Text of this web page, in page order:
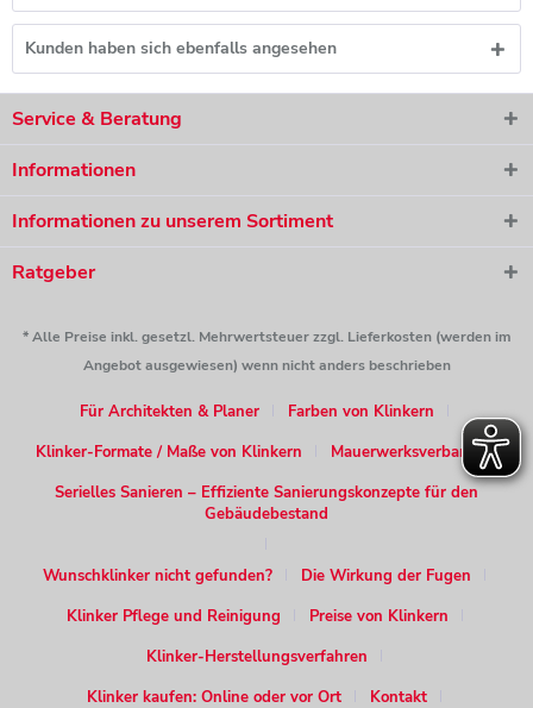
Kunden haben sich ebenfalls angesehen
Service & Beratung
Informationen
Informationen zu unserem Sortiment
Ratgeber
* Alle Preise inkl. gesetzl. Mehrwertsteuer zzgl. Lieferkosten (werden im
Angebot ausgewiesen) wenn nicht anders beschrieben
Für Architekten & Planer
Farben von Klinkern
Klinker-Formate / Maße von Klinkern
Mauerwerksverband
Serielles Sanieren – Effiziente Sanierungskonzepte für den
Gebäudebestand
Wunschklinker nicht gefunden?
Die Wirkung der Fugen
Klinker Pflege und Reinigung
Preise von Klinkern
Klinker-Herstellungsverfahren
Klinker kaufen: Online oder vor Ort
Kontakt